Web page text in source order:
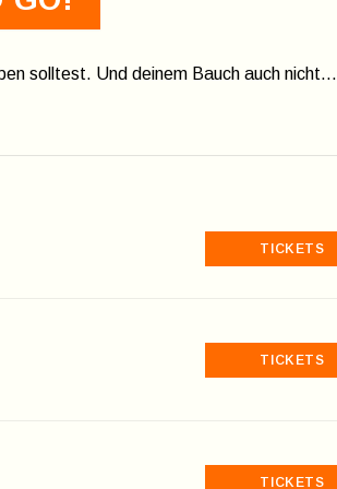
solltest. Und deinem Bauch auch nicht…
TICKETS
TICKETS
TICKETS